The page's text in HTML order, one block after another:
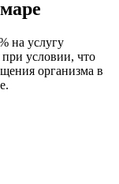
на услугу
при условии, что
организма в